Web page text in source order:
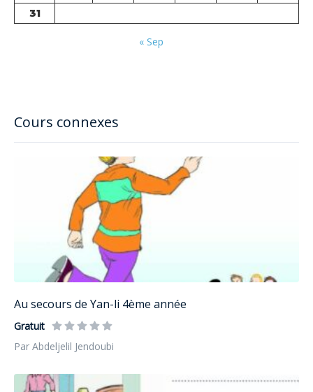
Cours connexes
Au secours de Yan-li 4ème année
Gratuit
Par Abdeljelil Jendoubi
31
« Sep